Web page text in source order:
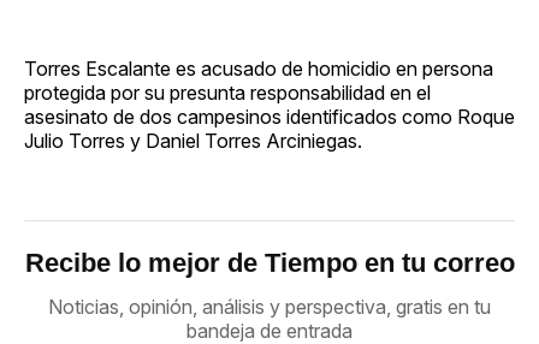
Torres Escalante es acusado de homicidio en persona
protegida por su presunta responsabilidad en el
asesinato de dos campesinos identificados como Roque
Julio Torres y Daniel Torres Arciniegas.
Recibe lo mejor de Tiempo en tu correo
Noticias, opinión, análisis y perspectiva, gratis en tu
bandeja de entrada